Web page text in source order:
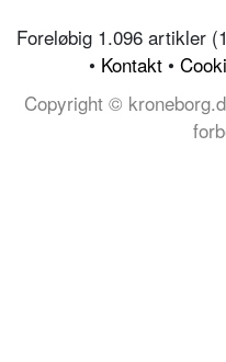
Foreløbig 1.096 artikler
• Kontakt •
Copyright ©